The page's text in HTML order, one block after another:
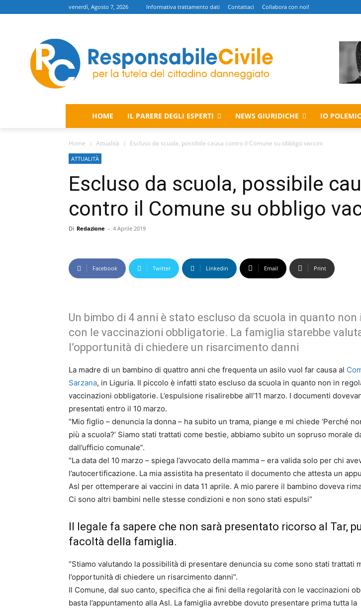
venerdì, Agosto 7, 2026 Informativa trattamento dati Contattaci Collabora con noi!
HOME IL PARERE DEGLI ESPERTI NEWS GIURIDICHE IO
Home Attualità Escluso da scuola, possibile causa contro il Comune su obbligo vaccini
ATTUALITÀ
Escluso da scuola, possibile
contro il Comune su obbligo
Di Redazione - 4 Aprile 2019
Facebook Twitter Linkedin Email Print
Un bimbo di 4 anni è stato escluso da scuola in quanto non
con le vaccinazioni obbligatorie. La famiglia starebbe
l’opportunità di chiedere un risarcimento danni
La madre di un bambino di quattro anni che frequenta un asilo vuol far causa al
Sarzana, in Liguria. Il piccolo è infatti stato escluso da scuola in quanto non in
vaccinazioni obbligatorie. L’espulsione risalirebbe all’11 marzo. I documenti
presentati entro il 10 marzo.
“Mio figlio – denuncia la donna – ha subito un trama, piange e mi chiede ‘Perché
più a scuola?’ Siamo stati trattati come bestie, abbiamo subito un sopruso morale
dall’ufficio comunale”.
“La data del 10 marzo – spiega l’avvocato della mamma – era valida solo per chi
l’autocertificazione. La mia assistita ha presentato il documento che attesta un
Asl per ottemperare ai vaccini in data 11 aprile. A mio parere il bambino doveva
Ci sono altri bambini nelle stesse condizioni e non sono stati espulsi”
Il legale fa sapere che non sarà presentato ricorso al Tar,
facoltà della famiglia.
“Stiamo valutando la possibilità di presentare denuncia su come sono stati trattati
l’opportunità di chiedere un risarcimento danni”.
Il Comune, dal suo canto, specifica che ai fini della regolarità con le vaccinazioni
basta l’appuntamento alla Asl. La famiglia avrebbe dovuto presentare prima tutta la